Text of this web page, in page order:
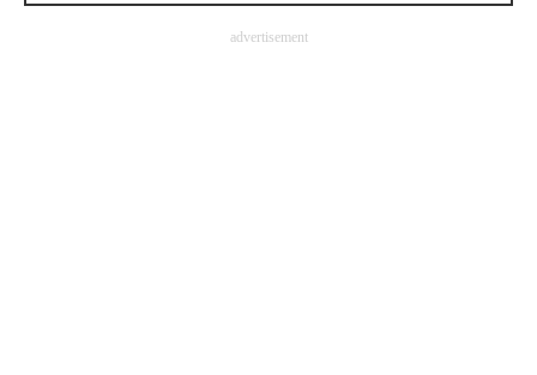
企業向けIT製品の総合サイト
advertisement